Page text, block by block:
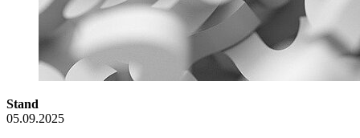
Stand
05.09.2025